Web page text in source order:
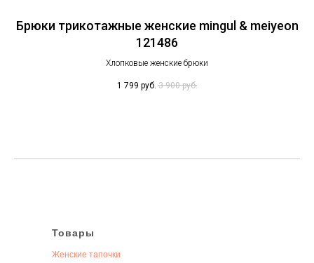
Брюки трикотажные женские mingul & meiyeon
121486
Хлопковые женские брюки
1 799 руб. 3 900 руб.
Товары
Женские тапочки